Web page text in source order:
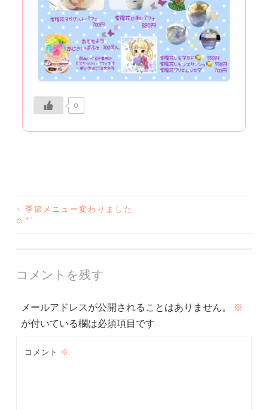
0
投
ゲ
< 季節メニュー変わりました
✩.*˚
コメントを残す
メールアドレスが公開されることはありません。
※
が付いている欄は必須項目です
コメント ※